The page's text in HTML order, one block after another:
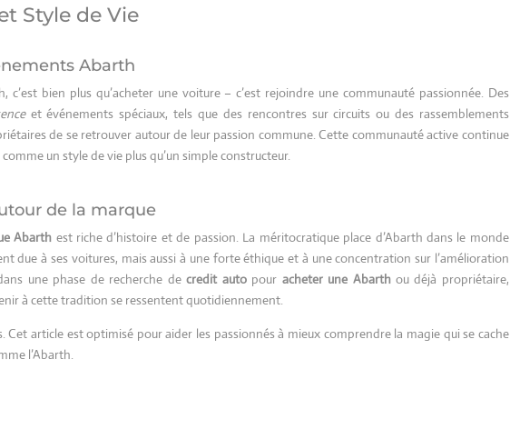
Style de Vie
Abarth
bien plus qu’acheter une voiture – c’est rejoindre une communauté passionnée. Des
et événements spéciaux, tels que des rencontres sur circuits ou des rassemblements
de se retrouver autour de leur passion commune. Cette communauté active continue
un style de vie plus qu’un simple constructeur.
de la marque
Abarth est riche d’histoire et de passion. La méritocratique place d’Abarth dans le monde
due à ses voitures, mais aussi à une forte éthique et à une concentration sur l’amélioration
une phase de recherche decredit autopour acheter une Abarthou déjà propriétaire,
à cette tradition se ressentent quotidiennement.
Cet article est optimisé pour aider les passionnés à mieux comprendre la magie qui se cache
l’Abarth.